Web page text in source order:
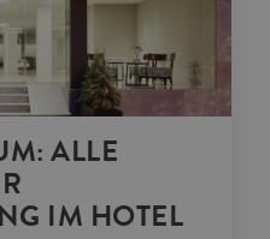
ALLE
IM HOTEL